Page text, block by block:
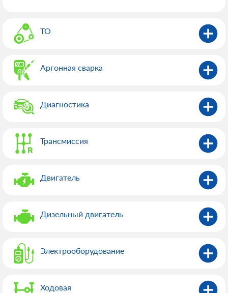
ТО
Аргонная сварка
Диагностика
Трансмиссия
Двигатель
Дизельный двигатель
Электрооборудованиe
Ходовая